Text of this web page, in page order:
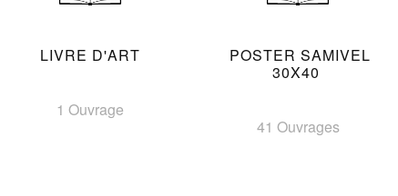
LIVRE D'ART
1 Ouvrage
POSTER SAMIVEL
30X40
41 Ouvrages